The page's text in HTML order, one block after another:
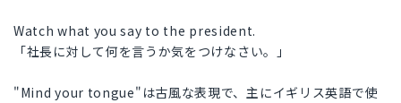
Watch what you say to the president.
「社長に対して何を言うか気をつけなさい。」
"Mind your tongue"は古風な表現で、主にイギリス英語で使